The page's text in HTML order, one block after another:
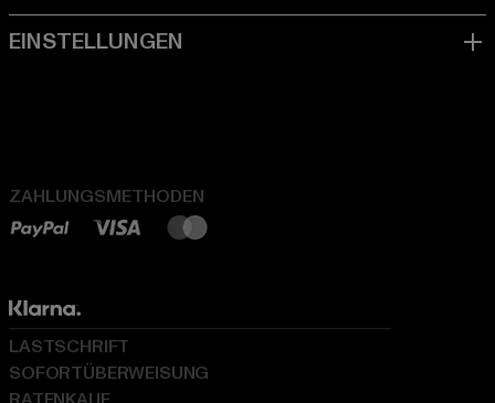
ZAHLUNGSMETHODEN
LASTSCHRIFT
SOFORTÜBERWEISUNG